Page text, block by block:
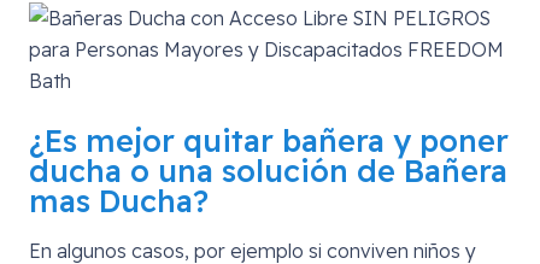
¿Es mejor quitar bañera y poner
ducha o una solución de Bañera
mas Ducha?
En algunos casos, por ejemplo si conviven niños y